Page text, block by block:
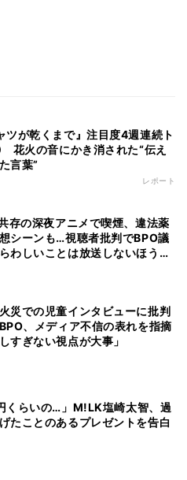
ツが乾くまで』注目度4週連続ト
花火の音にかき消された“伝え
言葉”
レポート
存の深夜アニメで喫煙、違法薬
シーンも…視聴者批判でBPO議
わしいことは放送しないほう
災での児童インタビューに批判
、メディア不信の表れを指摘
すぎない視点が大事」
くらいの…」M!LK塩崎太智、過
たことのあるプレゼントを告白